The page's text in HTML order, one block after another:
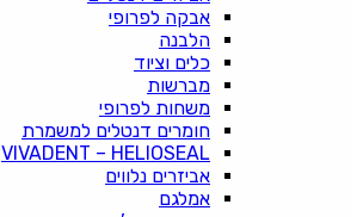
אבקה לפרופי
הלבנה
כלים וציוד
מברשות
משחות לפרופי
חומרים דנטלים למשמרת
VIVADENT – HELIOSEAL
אביזרים נלווים
אמלגם